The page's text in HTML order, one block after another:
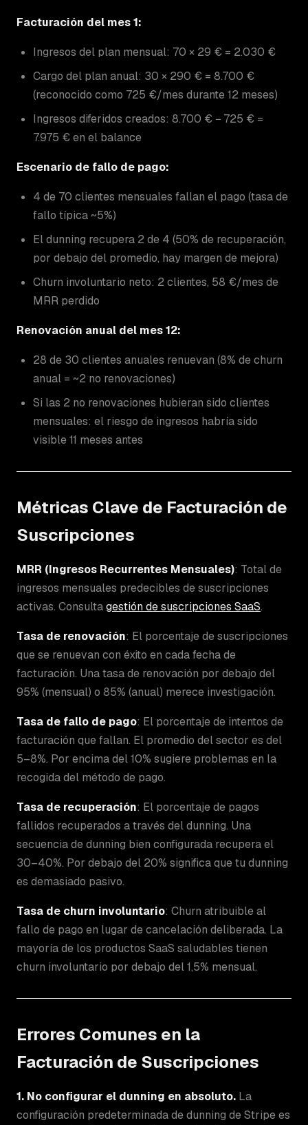
Facturación del mes 1:
Ingresos del plan mensual: 70 × 29 € = 2.030 €
Cargo del plan anual: 30 × 290 € = 8.700 €
(reconocido como 725 €/mes durante 12 meses)
Ingresos diferidos creados: 8.700 € − 725 € =
7.975 € en el balance
Escenario de fallo de pago:
4 de 70 clientes mensuales fallan el pago (tasa de
fallo típica ~5%)
El dunning recupera 2 de 4 (50% de recuperación,
por debajo del promedio, hay margen de mejora)
Churn involuntario neto: 2 clientes, 58 €/mes de
MRR perdido
Renovación anual del mes 12:
28 de 30 clientes anuales renuevan (8% de churn
anual = ~2 no renovaciones)
Si las 2 no renovaciones hubieran sido clientes
mensuales: el riesgo de ingresos habría sido
visible 11 meses antes
Métricas Clave de Facturación de
Suscripciones
MRR (Ingresos Recurrentes Mensuales): Total de
ingresos mensuales predecibles de suscripciones
activas. Consultagestión de suscripciones SaaS.
Tasa de renovación: El porcentaje de suscripciones
que se renuevan con éxito en cada fecha de
facturación. Una tasa de renovación por debajo del
95% (mensual) o 85% (anual) merece investigación.
Tasa de fallo de pago: El porcentaje de intentos de
facturación que fallan. El promedio del sector es del
5–8%. Por encima del 10% sugiere problemas en la
recogida del método de pago.
Tasa de recuperación: El porcentaje de pagos
fallidos recuperados a través del dunning. Una
secuencia de dunning bien configurada recupera el
30–40%. Por debajo del 20% significa que tu dunning
es demasiado pasivo.
Tasa de churn involuntario: Churn atribuible al
fallo de pago en lugar de cancelación deliberada. La
mayoría de los productos SaaS saludables tienen
churn involuntario por debajo del 1,5% mensual.
Errores Comunes en la
Facturación de Suscripciones
1. No configurar el dunning en absoluto. La
configuración predeterminada de dunning de Stripe es